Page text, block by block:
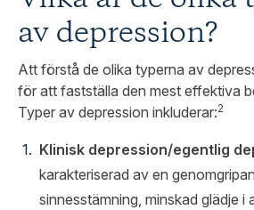
av depression?
Att förstå de olika typerna av
för att fastställa den mest effektiva
Typer av depression inkluderar:2
Klinisk depression/egentlig
karakteriserad av en
sinnesstämning, minskad glädje i